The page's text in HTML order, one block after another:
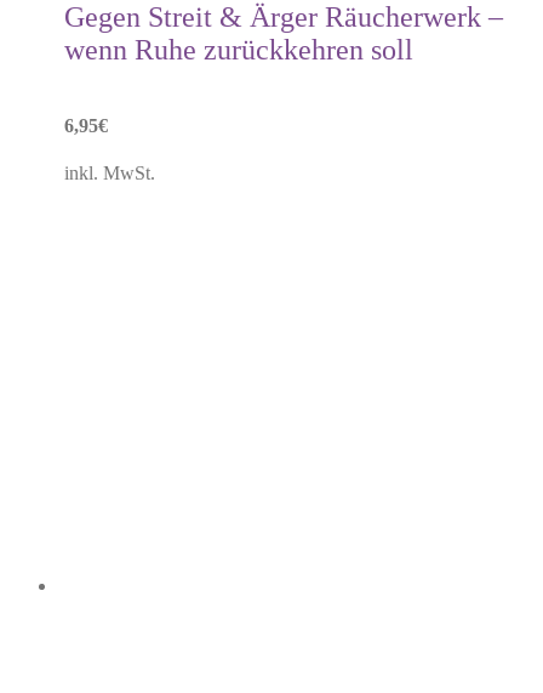
Gegen Streit & Ärger Räucherwerk –
wenn Ruhe zurückkehren soll
6,95€
inkl. MwSt.